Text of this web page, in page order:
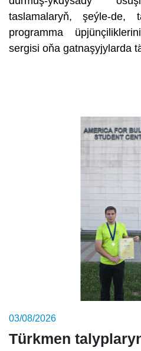
taslamalaryň, şeýle-de,
programma
sergisi oňa gatnaşyjylarda
03/08/2026
Türkmen